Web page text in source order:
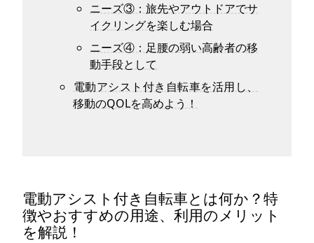
ニーズ③：旅先やアウトドアでサ
イクリングを楽しむ場合
ニーズ④：足腰の弱い高齢者の移
動手段として
電動アシスト付き自転車を活用し、
移動のQOLを高めよう！
電動アシスト付き自転車とは何か？特
徴やおすすめの用途、利用のメリット
を解説！